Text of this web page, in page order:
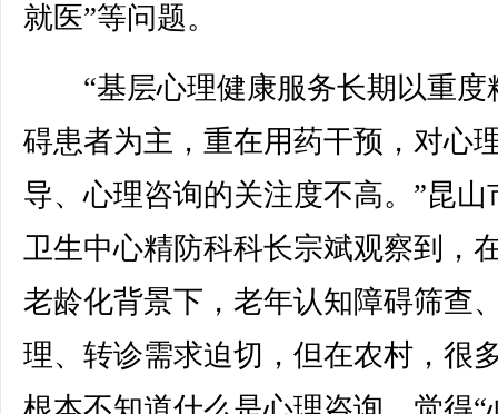
就医”等问题。
“基层心理健康服务长期以重度
碍患者为主，重在用药干预，对心
导、心理咨询的关注度不高。”昆山
卫生中心精防科科长宗斌观察到，
老龄化背景下，老年认知障碍筛查
理、转诊需求迫切，但在农村，很